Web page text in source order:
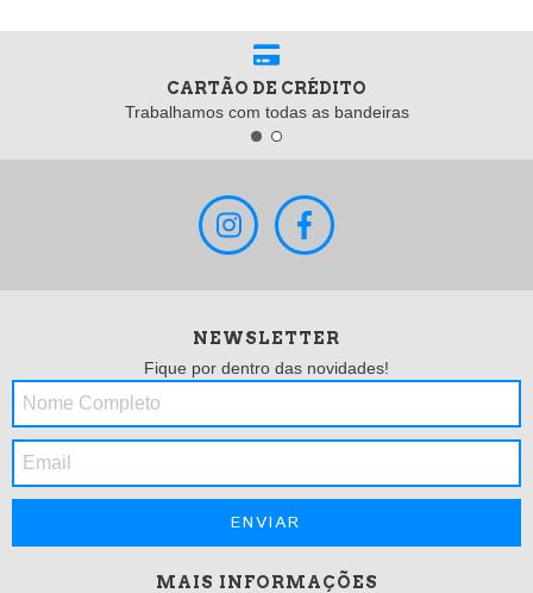
CARTÃO DE CRÉDITO
Trabalhamos com todas as bandeiras
NEWSLETTER
Fique por dentro das novidades!
MAIS INFORMAÇÕES